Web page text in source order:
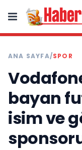
ANA SAYFA/SPOR
bayan
isim ve